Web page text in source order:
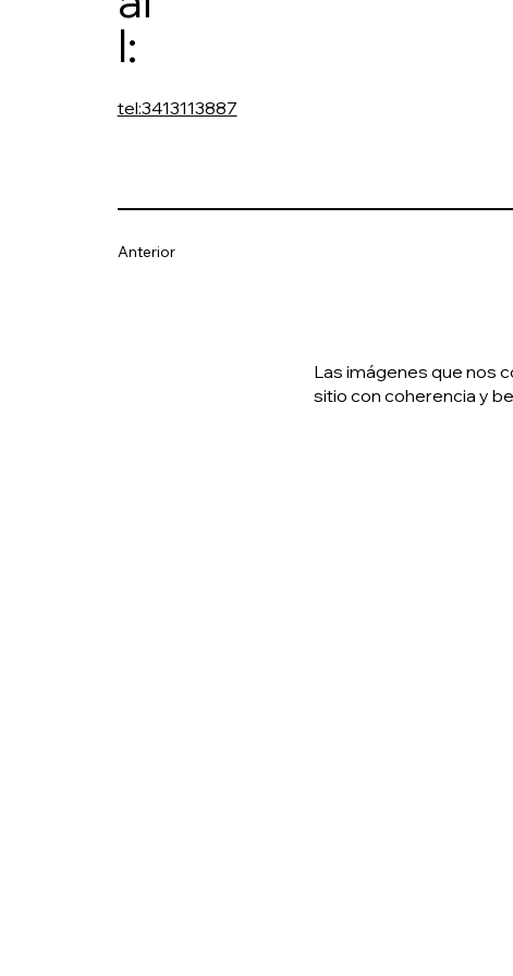
Anterior
l:
tel:3413113887
Las imágenes que nos
sitio con coherencia y